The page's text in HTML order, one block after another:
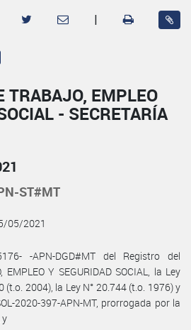
|
TRABAJO, EMPLEO
- SECRETARÍA
ST#MT
05/2021
-APN-DGD#MT del Registro del
EMPLEO Y SEGURIDAD SOCIAL, la Ley
(t.o. 2004), la Ley N° 20.744 (t.o. 1976) y
2020-397-APN-MT, prorrogada por la
y